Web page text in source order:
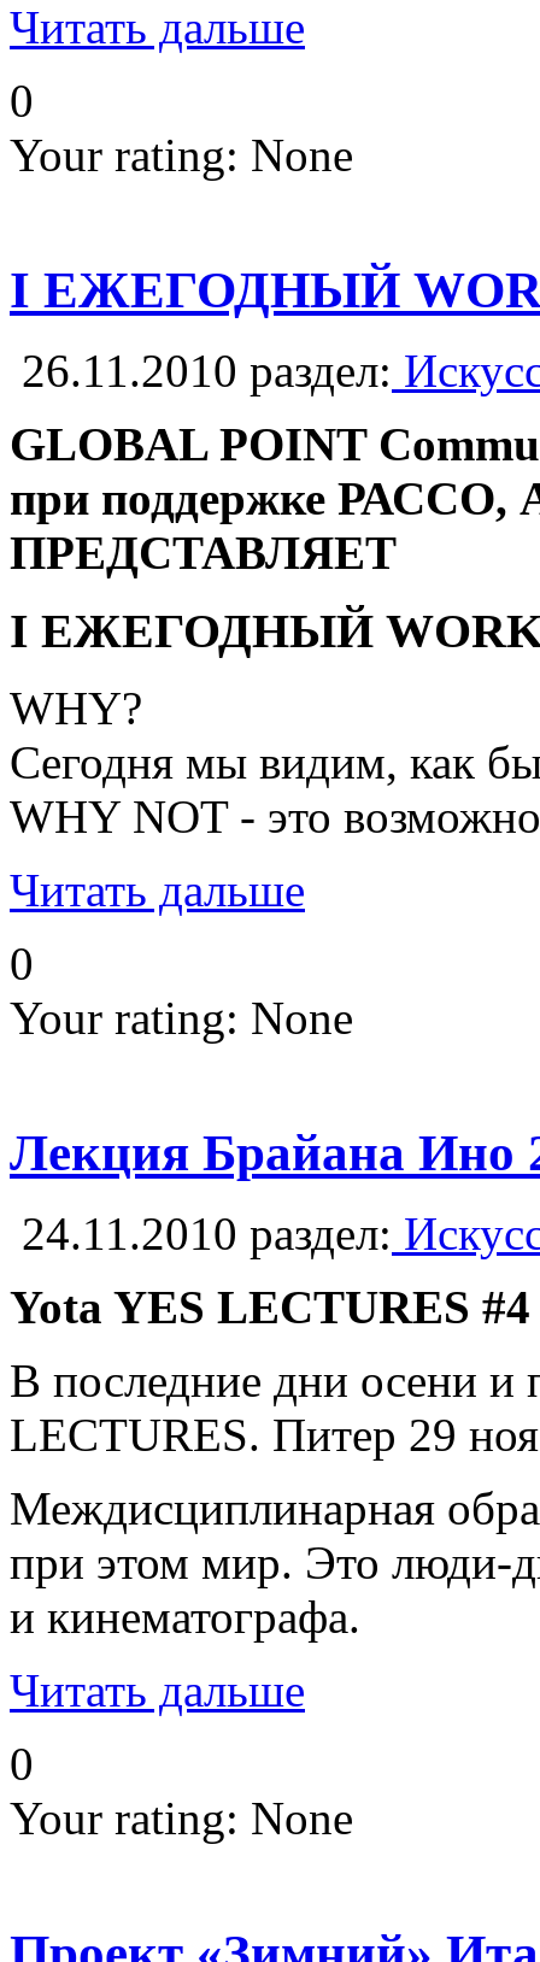
Читать дальше
0
Your rating: None
I ЕЖЕГОДНЫЙ
26.11.2010 раздел:
GLOBAL POINT
при поддержке РАССО,
ПРЕДСТАВЛЯЕТ
I ЕЖЕГОДНЫЙ
WHY?
Сегодня мы видим, как
WHY NOT - это
Читать дальше
0
Your rating: None
Лекция Брайана Ино
24.11.2010 раздел:
Yota YES LECTURES
В последние дни осени и
LECTURES. Питер 29
Междисциплинарная
при этом мир. Это люди-
и кинематографа.
Читать дальше
0
Your rating: None